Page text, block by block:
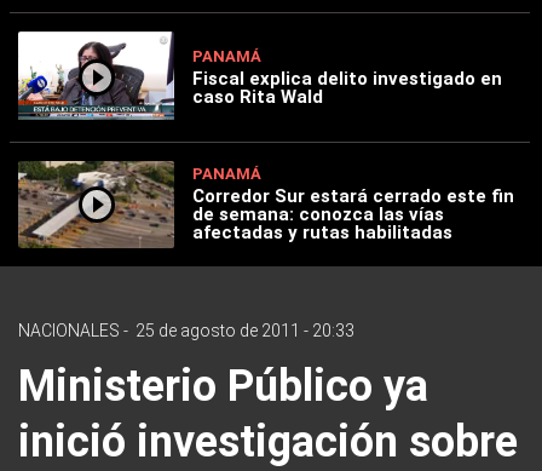
PANAMÁ
Fiscal explica delito investigado en
caso Rita Wald
PANAMÁ
Corredor Sur estará cerrado este fin
de semana: conozca las vías
afectadas y rutas habilitadas
NACIONALES - 25 de agosto de 2011 - 20:33
Ministerio Público ya
inició investigación sobre